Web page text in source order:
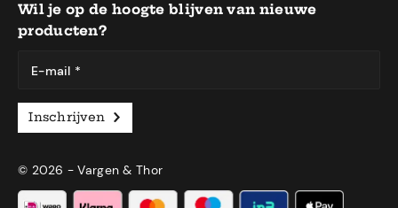
Wil je op de hoogte blijven van nieuwe
producten?
E-mail *
Inschrijven
© 2026 - Vargen & Thor